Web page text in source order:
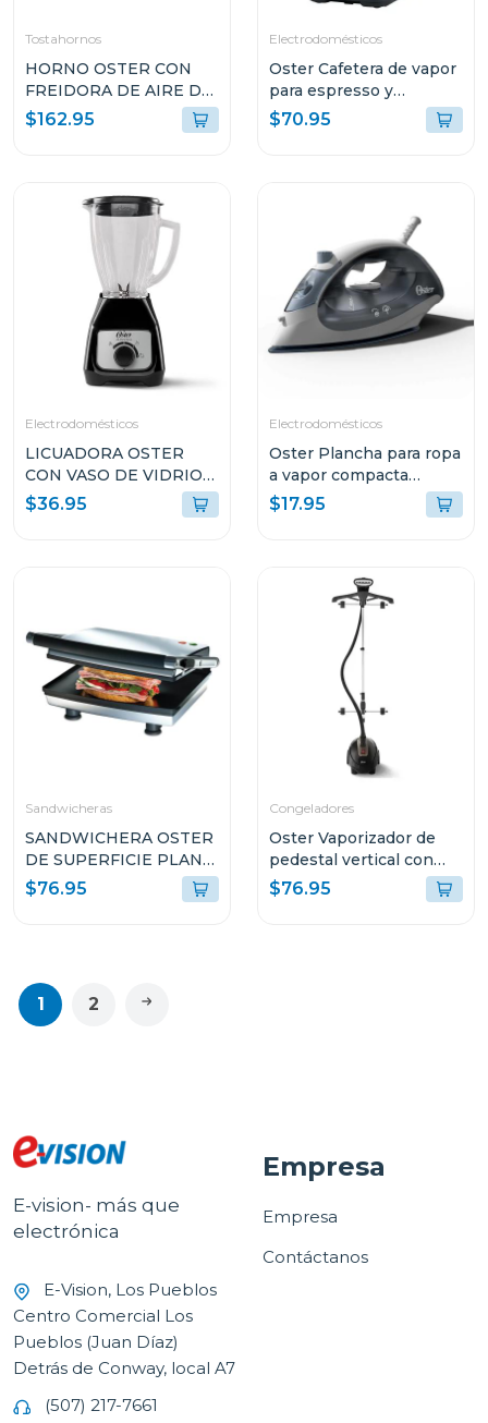
Tostahornos
HORNO OSTER CON
FREIDORA DE AIRE DE
22L CON
RECUBRIMIENTO
$162.95
Electrodomésticos
Oster Cafetera de vapor
para espresso y
cappuccino capacidad
de 2 tazas stem3300
$70.95
Electrodomésticos
LICUADORA OSTER
CON VASO DE VIDRIO
DE 1.5L Y CONTROL DE
PERILLA BLSTKAGBRD
$36.95
Electrodomésticos
Oster Plancha para ropa
a vapor compacta
gcstbs
$17.95
Sandwicheras
SANDWICHERA OSTER
DE SUPERFICIE PLANA
ANTI-ADHERENTE
CKSTSM3884
$76.95
Congeladores
Oster Vaporizador de
pedestal vertical con
gancho de pantalon
$76.95
1 2
E-vision- más que
electrónica
E-Vision, Los Pueblos
Centro Comercial Los
Pueblos (Juan Díaz)
Detrás de Conway, local A7
(507) 217-7661
Empresa
Empresa
Contáctanos